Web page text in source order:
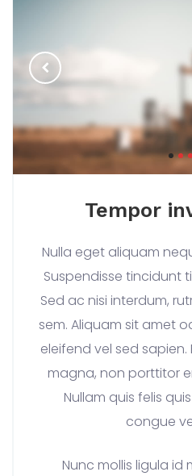
Tempor
Nulla eget aliquam
Suspendisse tincidunt
Sed ac nisi interdum,
sem. Aliquam sit amet
eleifend vel sed
magna, non porttitor
Nullam quis felis
congue
Nunc mollis ligula id